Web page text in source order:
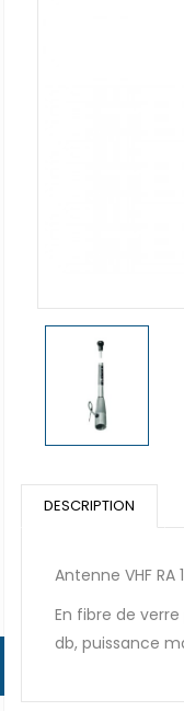
DESCRIPTION
Antenne VHF RA
En fibre de
db, puissance